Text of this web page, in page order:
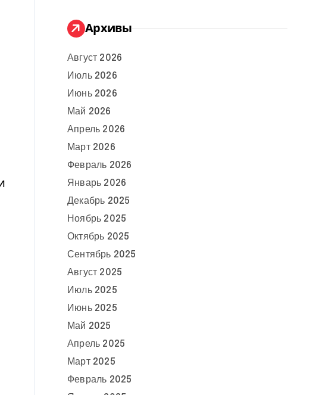
Архивы
Август 2026
Июль 2026
Июнь 2026
Май 2026
Апрель 2026
Март 2026
Февраль 2026
Январь 2026
Декабрь 2025
Ноябрь 2025
Октябрь 2025
Сентябрь 2025
Август 2025
Июль 2025
Июнь 2025
Май 2025
Апрель 2025
Март 2025
Февраль 2025